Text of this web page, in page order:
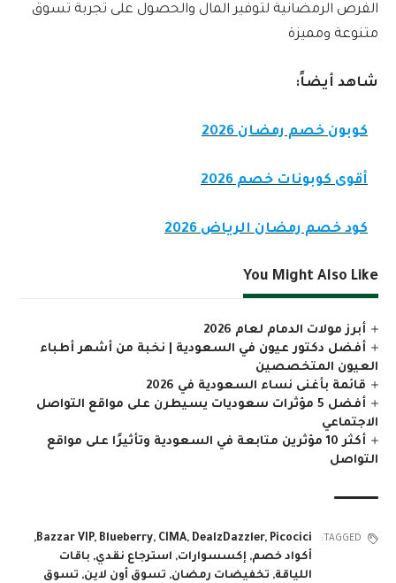
الفرص الرمضانية لتوفير المال والحصول على تجربة تسوق
متنوعة ومميزة
شاهد أيضاً:
كوبون خصم رمضان 2026
أقوى كوبونات خصم 2026
كود خصم رمضان الرياض 2026
You Might Also Like
أبرز مولات الدمام لعام 2026
أفضل دكتور عيون في السعودية | نخبة من أشهر أطباء
العيون المتخصصين
قائمة بأغنى نساء السعودية في 2026
أفضل 5 مؤثرات سعوديات يسيطرن على مواقع التواصل
الاجتماعي
أكثر 10 مؤثرين متابعة في السعودية وتأثيرًا على مواقع
التواصل
TAGGED:
Bazzar VIP, Blueberry, CIMA, DealzDazzler, Picocici
,
أكواد خصم, إكسسوارات, استرجاع نقدي, باقات
اللياقة, تخفيضات رمضان, تسوق أون لاين, تسوق